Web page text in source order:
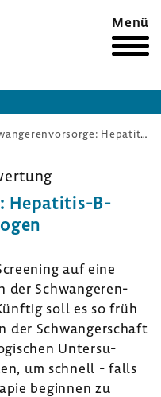
Menü
Schwangerenvorsorge: Hepatitis-B-Screening wird vorgezogen
Hepatitis-​B-
auf eine
der Schwan­ge­ren­
soll es so früh
der Schwan­ger­schaft
Unter­su­
um schnell - falls
beginnen zu